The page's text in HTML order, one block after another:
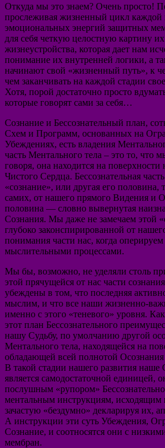
Откуда мы это знаем? Очень просто!
прослеживая жизненный цикл каждой
эмоциональных энергий защитных
для себя четкую целостную картину
жизнеустройства, которая дает нам
понимание их внутренней логики, а
начинают свой «жизненный путь», к
чем заканчивать на каждой стадии
Хотя, порой достаточно просто
которые говорят сами за себя…
Сознание и Бессознательный план,
Схем и Программ, основанных на
Убеждениях, есть владения
часть Ментального тела – это то, что
говоря, она находится на поверхности
Чистого Сердца. Бессознательная
«сознание», или другая его половина,
самих, от нашего прямого Видения и
половина — словно вывернутая
Сознания. Мы даже не замечаем этой
глубоко законспирированной от
понимания части нас, когда
мыслительными процессами.
Мы бы, возможно, не уделяли столь
этой прячущейся от нас части
убеждены в том, что последняя
мыслим, и что все наши жизненно-
именно с этого «теневого» уровня.
этот план Бессознательного
нашу Судьбу, по умолчанию другой
Ментального тела, находящейся на
обладающей всей полнотой
В такой стадии нашего развития наше
является самодостаточной единицей,
послушным «рупором»
ментальным инструкциям, исходящим
зачастую «бездумно» декларируя их,
А инструкции эти суть Убеждения,
Сознание, и соотносятся они с
мембран.